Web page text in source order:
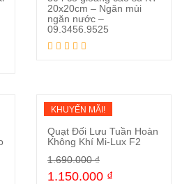
Đọc tiếp
20x20cm – Ngăn mùi
ngăn nước –
09.3456.9525
KHUYẾN MÃI!
Mua ngay
Quạt Đối Lưu Tuần Hoàn
Không Khí Mi-Lux F2
1.690.000₫
1.150.000 ₫